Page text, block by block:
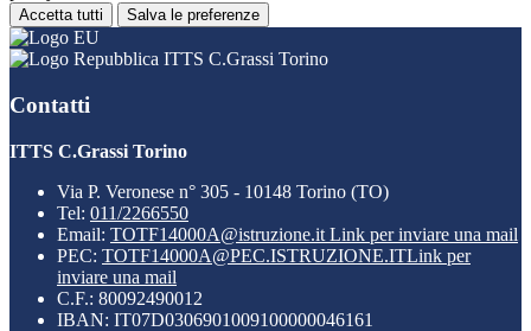
Accetta tutti Salva le preferenze
ITTS C.Grassi Torino
Contatti
ITTS C.Grassi Torino
Via P. Veronese n° 305 - 10148 Torino (TO)
Tel: 011/2266550
Email: TOTF14000A@istruzione.it Link per inviare una mail
PEC: TOTF14000A@PEC.ISTRUZIONE.ITLink per
inviare una mail
C.F.: 80092490012
IBAN: IT07D0306901009100000046161